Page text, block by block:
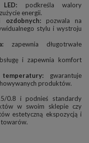
podkreśla walory
energii.
ozdobnych:pozwala na
stylu i wystroju
zapewnia długotrwałe
i zapewnia komfort
gwarantuje
produktów.
0.8 i podnieś standardy
w swoim sklepie czy
estetyczną ekspozycją i
towarów.